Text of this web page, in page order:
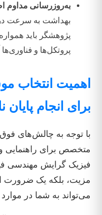
به‌روزرسانی مداوم
بهداشت به سرعت
پژوهشگر باید
پروتکل‌ها و فناوری‌ها
اهمیت انتخاب
برای انجام پایان
با توجه به چالش‌های
متخصص برای راهنمایی
فیزیک گرایش مهندسی
مزیت، بلکه یک ضرورت
می‌تواند به شما در